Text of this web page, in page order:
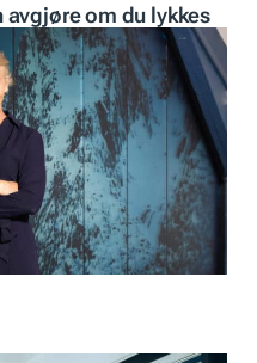
om du lykkes